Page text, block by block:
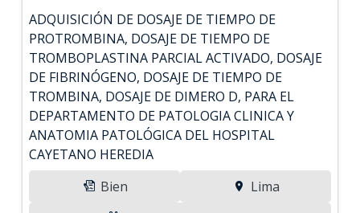
ADQUISICIÓN DE DOSAJE DE TIEMPO DE
PROTROMBINA, DOSAJE DE TIEMPO DE
TROMBOPLASTINA PARCIAL ACTIVADO, DOSAJE
DE FIBRINÓGENO, DOSAJE DE TIEMPO DE
TROMBINA, DOSAJE DE DIMERO D, PARA EL
DEPARTAMENTO DE PATOLOGIA CLINICA Y
ANATOMIA PATOLÓGICA DEL HOSPITAL
CAYETANO HEREDIA
Bien
Lima